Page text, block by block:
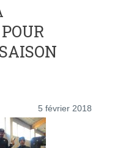
5 février 2018